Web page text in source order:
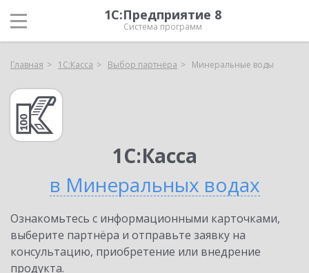
1С:Предприятие 8
Система программ
Главная 1С:Касса Выбор партнёра Минеральные воды
1С:Касса
в Минеральных водах
Ознакомьтесь с информационными карточками,
выберите партнёра и отправьте заявку на
консультацию, приобретение или внедрение
продукта.